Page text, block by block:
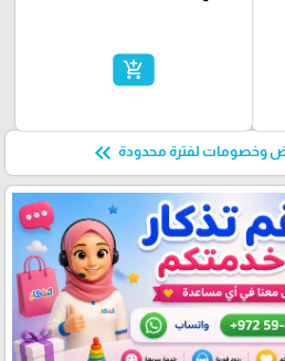
add_shopping_cart
وخصومات لفترة محدودة keyboard_double_arrow_left